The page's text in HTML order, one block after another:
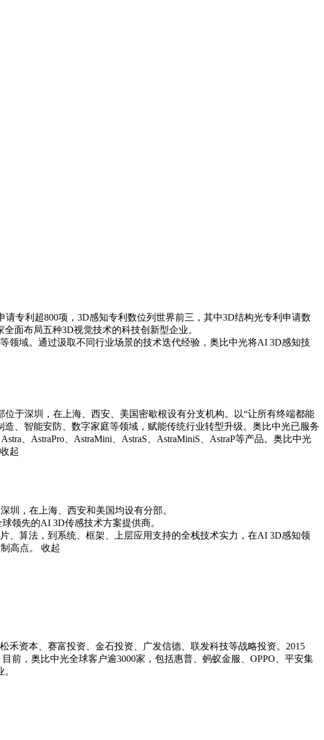
专利超800项，3D感知专利数位列世界前三，其中3D结构光专利申请数
面布局五种3D视觉技术的科技创新型企业。
领域。通过汲取不同行业场景的技术迭代经验，奥比中光将AI 3D感知技
于深圳，在上海、西安、美国密歇根设有分支机构。以“让所有终端都能
、智能安防、数字家庭等领域，赋能传统行业转型升级。奥比中光已服务
、AstraPro、AstraMini、AstraS、AstraMiniS、AstraP等产品。奥比中光
收起
圳，在上海、西安和美国均设有分部。
领先的AI 3D传感技术方案提供商。
、算法，到系统、框架、上层应用支持的全栈技术实力，在AI 3D感知领
高点。
收起
禾资本、赛富投资、金石投资、广发信德、联发科技等战略投资。2015
前，奥比中光全球客户逾3000家，包括惠普、蚂蚁金服、OPPO、平安集